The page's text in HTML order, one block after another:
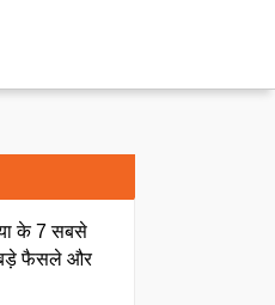
के 7 सबसे
बड़े फैसले और